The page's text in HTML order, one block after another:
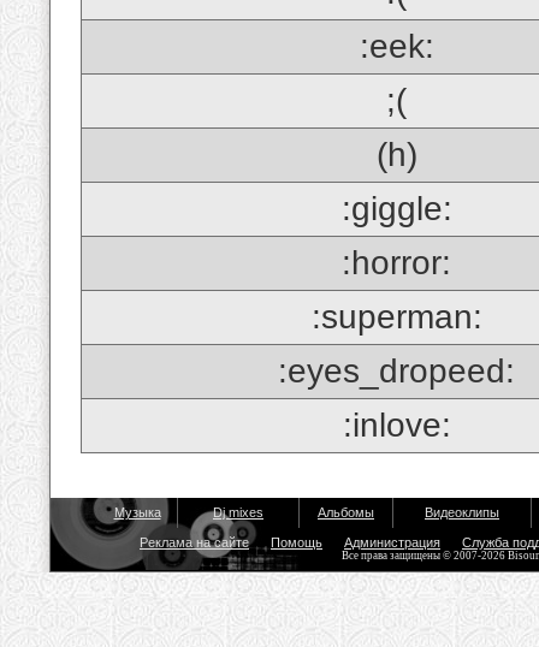
:eek:
;(
(h)
:giggle:
:horror:
:superman:
:eyes_dropeed:
:inlove:
Музыка Dj mixes Альбомы Видеоклипы
Реклама на сайте Помощь Администрация Служба
Все права защищены © 2007-2026